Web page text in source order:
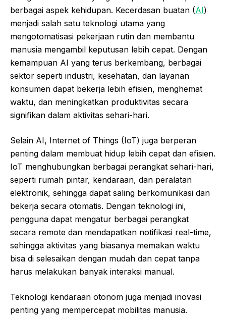
berbagai aspek kehidupan. Kecerdasan buatan (AI)
menjadi salah satu teknologi utama yang
mengotomatisasi pekerjaan rutin dan membantu
manusia mengambil keputusan lebih cepat. Dengan
kemampuan AI yang terus berkembang, berbagai
sektor seperti industri, kesehatan, dan layanan
konsumen dapat bekerja lebih efisien, menghemat
waktu, dan meningkatkan produktivitas secara
signifikan dalam aktivitas sehari-hari.
Selain AI, Internet of Things (IoT) juga berperan
penting dalam membuat hidup lebih cepat dan efisien.
IoT menghubungkan berbagai perangkat sehari-hari,
seperti rumah pintar, kendaraan, dan peralatan
elektronik, sehingga dapat saling berkomunikasi dan
bekerja secara otomatis. Dengan teknologi ini,
pengguna dapat mengatur berbagai perangkat
secara remote dan mendapatkan notifikasi real-time,
sehingga aktivitas yang biasanya memakan waktu
bisa di selesaikan dengan mudah dan cepat tanpa
harus melakukan banyak interaksi manual.
Teknologi kendaraan otonom juga menjadi inovasi
penting yang mempercepat mobilitas manusia.